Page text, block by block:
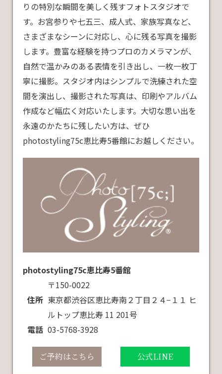
りの特別な瞬間を美しく残すフォトスタジオで
す。お宮参りや七五三、成人式、家族写真など、
さまざまなシーンに対応し、心に残る写真を撮影
します。豊富な経験を持つプロのカメラマンが、
自然で温かみのある表情を引き出し、一枚一枚丁
寧に撮影。スタジオ内はシンプルで洗練された空
間を演出し、撮影された写真は、印刷やアルバム
作成など幅広く対応いたします。大切な思い出を
永遠のかたちに残したい方は、ぜひ
photostyling75c恵比寿5番館にお越しください。
photostyling75c恵比寿5番館
住所
〒150-0022
東京都渋谷区恵比寿南２丁目２４−１１ ヒ
ルトップ恵比寿 11 201号
電話 03-5768-3928
ご予約はこちら 公式LINE